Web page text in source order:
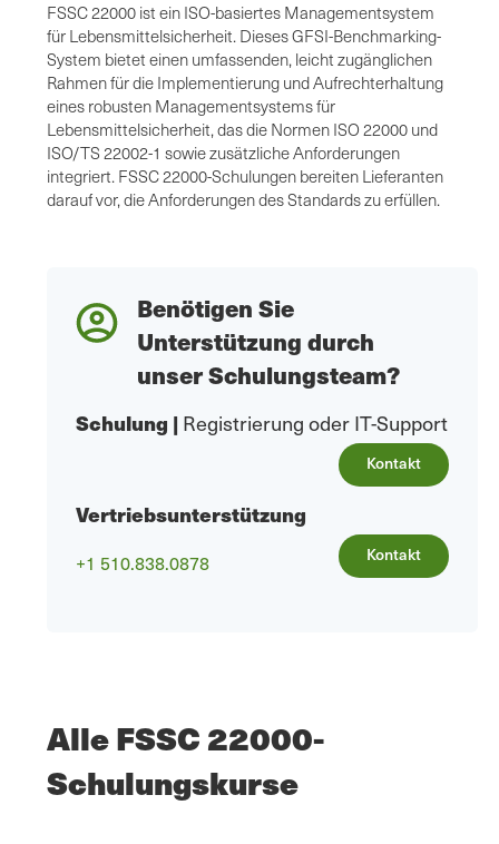
FSSC 22000 ist ein ISO-basiertes Managementsystem
für Lebensmittelsicherheit. Dieses GFSI-Benchmarking-
System bietet einen umfassenden, leicht zugänglichen
Rahmen für die Implementierung und Aufrechterhaltung
eines robusten Managementsystems für
Lebensmittelsicherheit, das die Normen ISO 22000 und
ISO/TS 22002-1 sowie zusätzliche Anforderungen
integriert. FSSC 22000-Schulungen bereiten Lieferanten
darauf vor, die Anforderungen des Standards zu erfüllen.
Benötigen Sie
Unterstützung durch
unser Schulungsteam?
Schulung | Registrierung oder IT-Support
Kontakt
Vertriebsunterstützung
+1 510.838.0878 Kontakt
Alle FSSC 22000-
Schulungskurse